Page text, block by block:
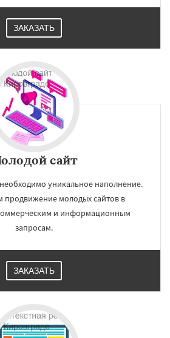
ЗАКАЗАТЬ
сайт
уникальное наполнение.
продвижение молодых сайтов в
и информационным
запросам.
ЗАКАЗАТЬ